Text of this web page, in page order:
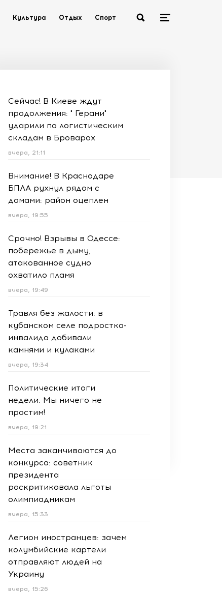
Культура Отдых Спорт
Сейчас! В Киеве ждут
продолжения: " Герани"
ударили по логистическим
складам в Броварах
вчера, 21:11
Внимание! В Краснодаре
БПЛА рухнул рядом с
домами: район оцеплен
вчера, 19:55
Срочно! Взрывы в Одессе:
побережье в дыму,
атакованное судно
охватило пламя
вчера, 19:49
Травля без жалости: в
кубанском селе подростка-
инвалида добивали
камнями и кулаками
вчера, 19:34
Политические итоги
недели. Мы ничего не
простим!
вчера, 19:21
Места заканчиваются до
конкурса: советник
президента
раскритиковала льготы
олимпиадникам
вчера, 15:33
Легион иностранцев: зачем
колумбийские картели
отправляют людей на
Украину
вчера, 15:26